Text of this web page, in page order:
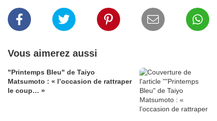
Vous aimerez aussi
"Printemps Bleu" de Taiyo
Matsumoto : « l’occasion de rattraper
le coup… »